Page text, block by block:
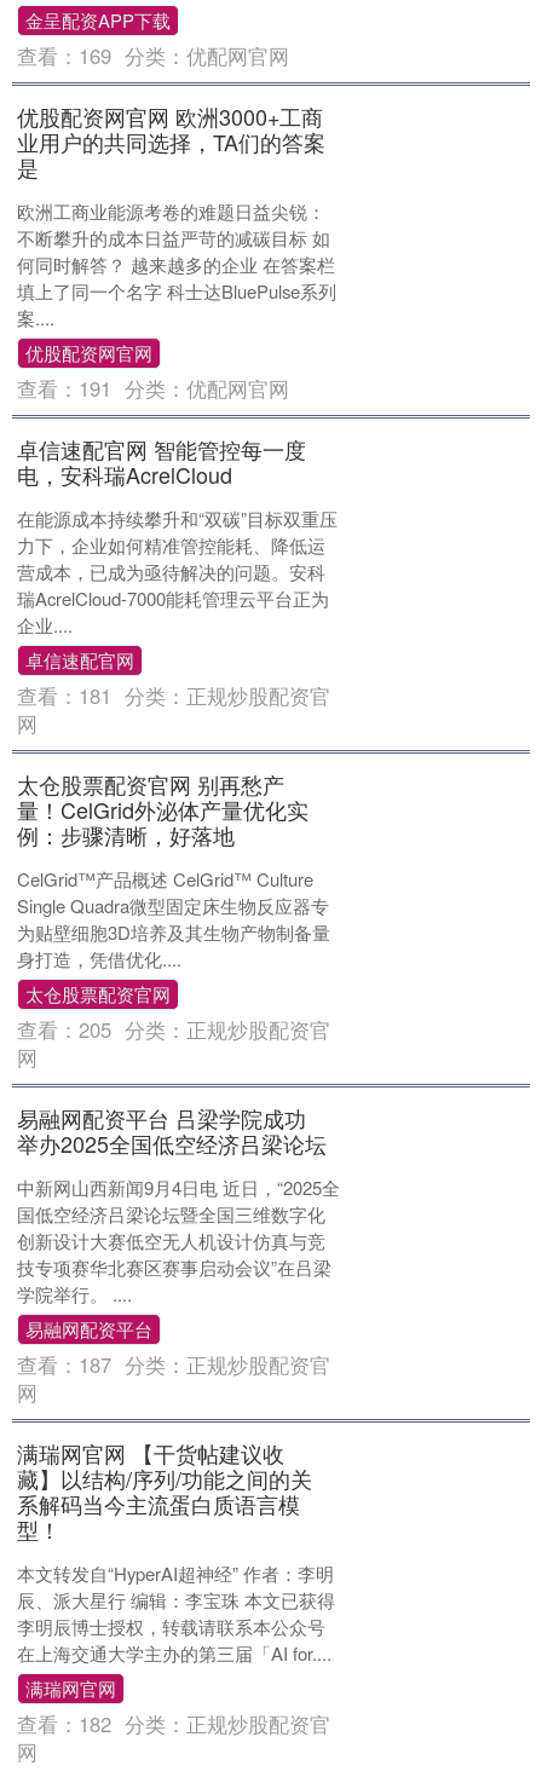
金呈配资APP下载
查看： 169 分类：优配网官网
优股配资网官网 欧洲3000+工商
业用户的共同选择，TA们的答案
是
欧洲工商业能源考卷的难题日益尖锐：
不断攀升的成本日益严苛的减碳目标 如
何同时解答？ 越来越多的企业 在答案栏
填上了同一个名字 科士达BluePulse系列
案....
优股配资网官网
查看： 191 分类：优配网官网
卓信速配官网 智能管控每一度
电，安科瑞AcrelCloud
在能源成本持续攀升和“双碳”目标双重压
力下，企业如何精准管控能耗、降低运
营成本，已成为亟待解决的问题。安科
瑞AcrelCloud-7000能耗管理云平台正为
企业....
卓信速配官网
查看： 181 分类： 正规炒股配资官
网
太仓股票配资官网 别再愁产
量！CelGrid外泌体产量优化实
例：步骤清晰，好落地
CelGrid™产品概述 CelGrid™ Culture
Single Quadra微型固定床生物反应器专
为贴壁细胞3D培养及其生物产物制备量
身打造，凭借优化....
太仓股票配资官网
查看：205 分类： 正规炒股配资官
网
易融网配资平台 吕梁学院成功
举办2025全国低空经济吕梁论坛
中新网山西新闻9月4日电 近日，“2025全
国低空经济吕梁论坛暨全国三维数字化
创新设计大赛低空无人机设计仿真与竞
技专项赛华北赛区赛事启动会议”在吕梁
学院举行。 ....
易融网配资平台
查看： 187 分类： 正规炒股配资官
网
满瑞网官网 【干货帖建议收
藏】以结构/序列/功能之间的关
系解码当今主流蛋白质语言模
型！
本文转发自“HyperAI超神经” 作者：李明
辰、派大星行 编辑：李宝珠 本文已获得
李明辰博士授权，转载请联系本公众号
在上海交通大学主办的第三届「AI for....
满瑞网官网
查看： 182 分类： 正规炒股配资官
网